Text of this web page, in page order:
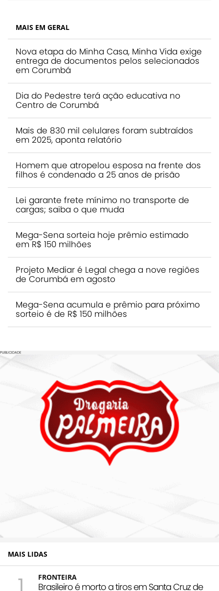
MAIS EM GERAL
Nova etapa do Minha Casa, Minha Vida exige
entrega de documentos pelos selecionados
em Corumbá
Dia do Pedestre terá ação educativa no
Centro de Corumbá
Mais de 830 mil celulares foram subtraídos
em 2025, aponta relatório
Homem que atropelou esposa na frente dos
filhos é condenado a 25 anos de prisão
Lei garante frete mínimo no transporte de
cargas; saiba o que muda
Mega-Sena sorteia hoje prêmio estimado
em R$ 150 milhões
Projeto Mediar é Legal chega a nove regiões
de Corumbá em agosto
Mega-Sena acumula e prêmio para próximo
sorteio é de R$ 150 milhões
PUBLICIDADE
MAIS LIDAS
FRONTEIRA
Brasileiro é morto a tiros em Santa Cruz de